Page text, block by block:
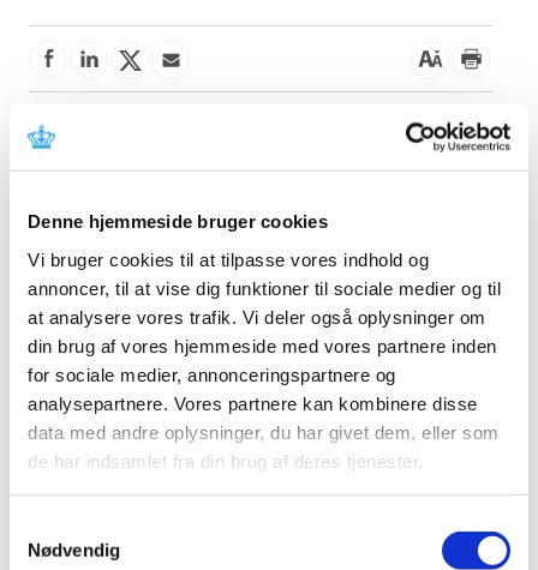
Denne hjemmeside bruger cookies
Vi bruger cookies til at tilpasse vores indhold og
annoncer, til at vise dig funktioner til sociale medier og til
at analysere vores trafik. Vi deler også oplysninger om
din brug af vores hjemmeside med vores partnere inden
for sociale medier, annonceringspartnere og
analysepartnere. Vores partnere kan kombinere disse
data med andre oplysninger, du har givet dem, eller som
de har indsamlet fra din brug af deres tjenester.
Nødvendig
Der er aktuelle problemer med forsyningen af
Levodopa/Benserazid "Teva" 50+12,5 mg kapsler, hårde
Produkt:Levodopa/Benserazid "Teva" 50+12,5 mg
kapsler, hårde
Aktivt stof:Benserazid (benserazidhydrochlorid),
levodopa
ATC-kode:N04BA02
Forventet periode:
Midt juli - midt oktober 2025
Årsag:Øget salg/efterspørgsel
Spørgsmål om aktuel status skal stilles til virksomheden.